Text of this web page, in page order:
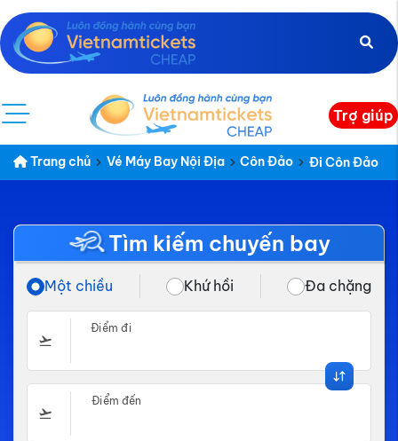
Trợ giúp
Trang chủ Vé Máy Bay Nội Địa Côn Đảo Đi Côn Đảo
Tìm kiếm chuyến bay
Một chiều Khứ hồi Đa chặng
Điểm đi
Điểm đến